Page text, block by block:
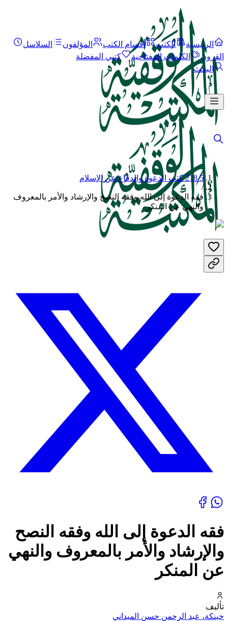
الرئيسية الكتب أقسام الكتب المؤلفون
السلاسل
القرون
الكلمات المفتاحية
كتبي المفضلة
البحث
218.5 كتب الدعوة والدفاع عن الإسلام
/
فقه الدعوة إلى الله وفقه النصح والإرشاد والأمر بالمعروف
والنهي عن المنكر
فقه الدعوة إلى الله وفقه النصح
والإرشاد والأمر بالمعروف والنهي
عن المنكر
تأليف
حبنكة، عبد الرحمن حسن الميداني